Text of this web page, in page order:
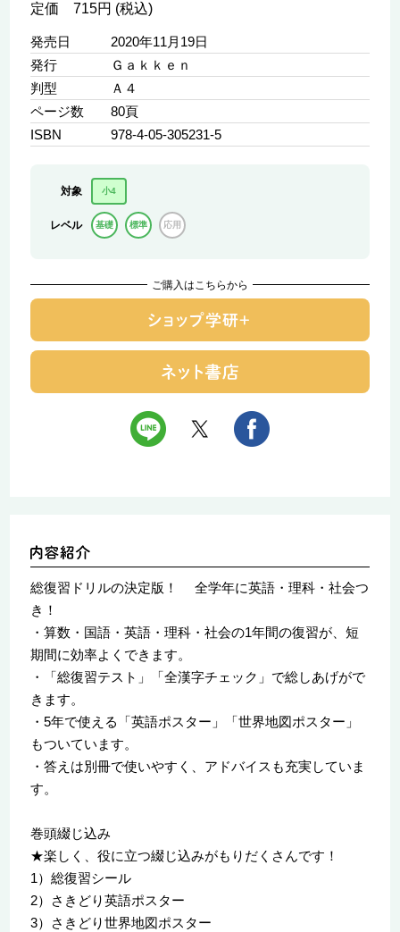
定価 715円 (税込)
発売日
2020年11月19日
発行
Ｇａｋｋｅｎ
判型
Ａ４
ページ数
80頁
ISBN
978-4-05-305231-5
対象 小4
レベル 基礎 標準 応用
ご購入はこちらから
総復習ドリルの決定版！ 全学年に英語・理科・社会つ
き！
・算数・国語・英語・理科・社会の1年間の復習が、短
期間に効率よくできます。
・「総復習テスト」「全漢字チェック」で総しあげがで
きます。
・5年で使える「英語ポスター」「世界地図ポスター」
もついています。
・答えは別冊で使いやすく、アドバイスも充実していま
す。
巻頭綴じ込み
★楽しく、役に立つ綴じ込みがもりだくさんです！
1）総復習シール
2）さきどり英語ポスター
3）さきどり世界地図ポスター